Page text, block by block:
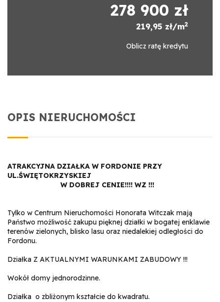
278 900 zł
219,95 zł/m2
Oblicz ratę kredytu
OPIS NIERUCHOMOŚCI
ATRAKCYJNA DZIAŁKA W FORDONIE PRZY
UL.ŚWIĘTOKRZYSKIEJ
W DOBREJ CENIE!!!! WZ !!!
Tylko w Centrum Nieruchomości Honorata Witczak mają
Państwo możliwość zakupu pięknej działki w bogatej enklawie
terenów zielonych, blisko lasu oraz niedalekiej odległości do
Fordonu.
Działka Z AKTUALNYMI WARUNKAMI ZABUDOWY !!!
Wokół domy jednorodzinne.
Działka o zbliżonym kształcie do kwadratu.